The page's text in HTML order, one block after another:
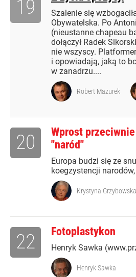
Szalenie się
Obywatelska. Po
(nieustanne chapeau
dołączył Radek
nie wszyscy.
i opowiadają, jaką to
w zanadrzu....
19
Robert Mazurek
Wprost
"naród"
Europa budzi się ze
koegzystencji
20
Krystyna Grzybowska
Fotoplastykon
Henryk Sawka
22
Henryk Sawka